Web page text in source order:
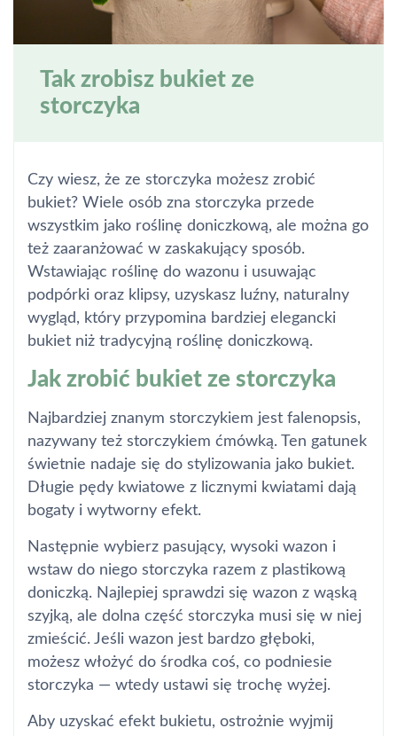
Tak zrobisz bukiet ze
storczyka
Czy wiesz, że ze storczyka możesz zrobić
bukiet? Wiele osób zna storczyka przede
wszystkim jako roślinę doniczkową, ale można go
też zaaranżować w zaskakujący sposób.
Wstawiając roślinę do wazonu i usuwając
podpórki oraz klipsy, uzyskasz luźny, naturalny
wygląd, który przypomina bardziej elegancki
bukiet niż tradycyjną roślinę doniczkową.
Jak zrobić bukiet ze storczyka
Najbardziej znanym storczykiem jest falenopsis,
nazywany też storczykiem ćmówką. Ten gatunek
świetnie nadaje się do stylizowania jako bukiet.
Długie pędy kwiatowe z licznymi kwiatami dają
bogaty i wytworny efekt.
Następnie wybierz pasujący, wysoki wazon i
wstaw do niego storczyka razem z plastikową
doniczką. Najlepiej sprawdzi się wazon z wąską
szyjką, ale dolna część storczyka musi się w niej
zmieścić. Jeśli wazon jest bardzo głęboki,
możesz włożyć do środka coś, co podniesie
storczyka — wtedy ustawi się trochę wyżej.
Aby uzyskać efekt bukietu, ostrożnie wyjmij